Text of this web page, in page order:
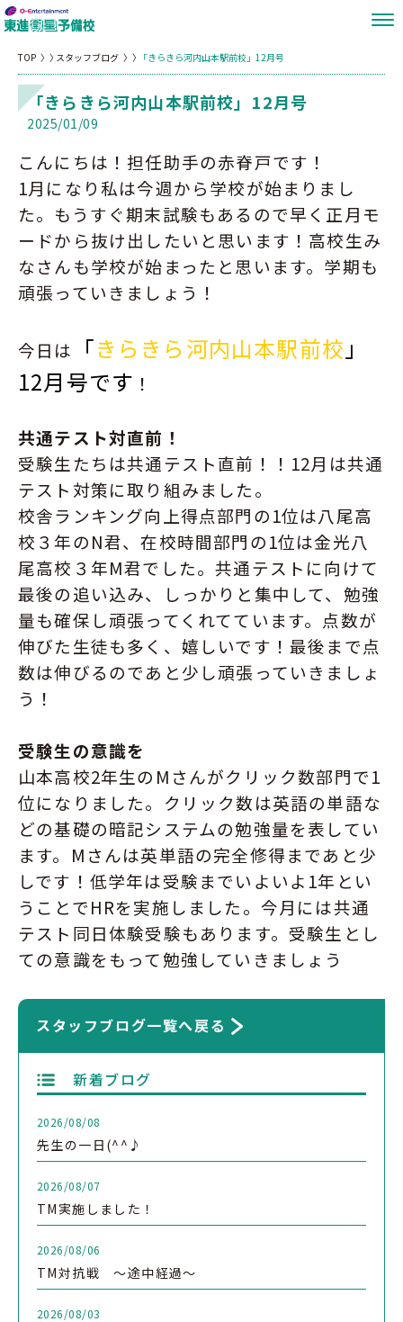
TOP スタッフブログ 「きらきら河内山本駅前校」12月号
「きらきら河内山本駅前校」12月号
2025/01/09
こんにちは！担任助手の赤脊戸です！
1月になり私は今週から学校が始まりまし
た。もうすぐ期末試験もあるので早く正月モ
ードから抜け出したいと思います！高校生み
なさんも学校が始まったと思います。学期も
頑張っていきましょう！
今日は 「きらきら河内山本駅前校 」
12月号です ！
共通テスト対直前！
受験生たちは共通テスト直前！！12月は共通
テスト対策に取り組みました。
校舎ランキング向上得点部門の1位は八尾高
校３年のN君、在校時間部門の1位は金光八
尾高校３年M君でした。共通テストに向けて
最後の追い込み、しっかりと集中して、勉強
量も確保し頑張ってくれてています。点数が
伸びた生徒も多く、嬉しいです！最後まで点
数は伸びるのであと少し頑張っていきましょ
う！
受験生の意識を
山本高校2年生のMさんがクリック数部門で1
位になりました。クリック数は英語の単語な
どの基礎の暗記システムの勉強量を表してい
ます。Mさんは英単語の完全修得まであと少
しです！低学年は受験までいよいよ1年とい
うことでHRを実施しました。今月には共通
テスト同日体験受験もあります。受験生とし
ての意識をもって勉強していきましょう
スタッフブログ一覧へ戻る
新着ブログ
2026/08/08
先生の一日(^^♪
2026/08/07
TM実施しました！
2026/08/06
TM対抗戦 ～途中経過～
2026/08/03